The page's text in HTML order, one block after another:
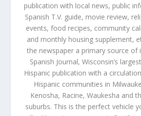
publication with local news, public
Spanish T.V. guide, movie review,
events, food recipes, community
and monthly housing supplement,
the newspaper a primary source of
Spanish Journal, Wisconsin’s
Hispanic publication with a
Hispanic communities in
Kenosha, Racine, Waukesha and
suburbs. This is the perfect vehicle